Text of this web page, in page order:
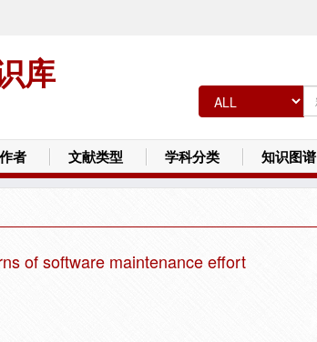
库
作者 文献类型 学科分类 知识图谱
of software maintenance effort